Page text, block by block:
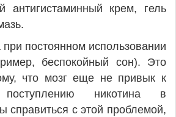
антигистаминный крем, гель
постоянном использовании
беспокойный сон). Это
что мозг еще не привык к
поступлению никотина в
справиться с этой проблемой,